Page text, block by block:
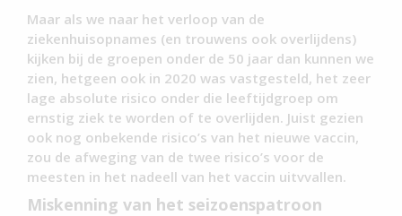
Maar als we naar het verloop van de
ziekenhuisopnames (en trouwens ook overlijdens)
kijken bij de groepen onder de 50 jaar dan kunnen we
zien, hetgeen ook in 2020 was vastgesteld, het zeer
lage absolute risico onder die leeftijdgroep om
ernstig ziek te worden of te overlijden. Juist gezien
ook nog onbekende risico’s van het nieuwe vaccin,
zou de afweging van de twee risico’s voor de
meesten in het nadeell van het vaccin uitvvallen.
Miskenning van het seizoenspatroon